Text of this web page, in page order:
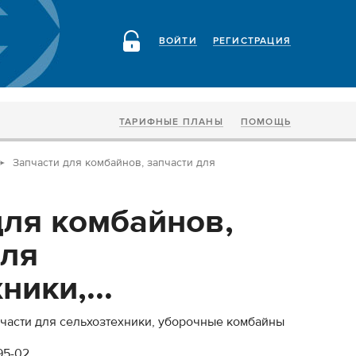
РЕГИСТРАЦИЯ
ВОЙТИ
ТАРИФНЫЕ ПЛАНЫ ПОМОЩЬ
Запчасти для комбайнов, запчасти для
комбайнов,
для сельхозтехники, уборочные комбайны